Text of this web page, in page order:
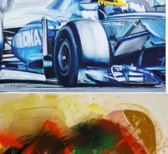
DieterKUNZ